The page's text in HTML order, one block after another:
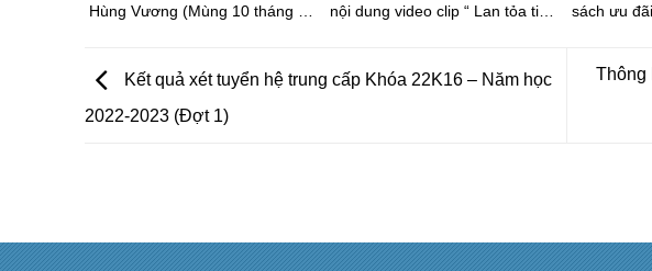
Hùng Vương (Mùng 10 tháng 3
động (01/5) năm 2026
nội dung video clip “ Lan tỏa tinh
2026”
sách ưu
Kết quả xét tuyển hệ trung cấp Khóa 22K16 – Năm học
2022-2023 (Đợt 1)
Thông